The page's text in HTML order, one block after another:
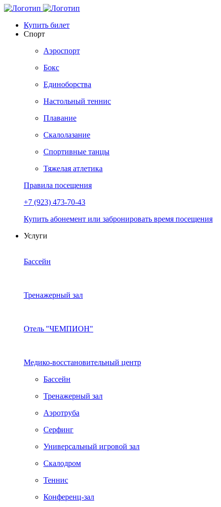
Купить билет
Спорт
Аэроспорт
Бокс
Единоборства
Настольный теннис
Плавание
Скалолазание
Спортивные танцы
Тяжелая атлетика
Правила посещения
+7 (923) 473-70-43
Купить абонемент или забронировать время посещения
Услуги
Бассейн
Тренажерный зал
Отель "ЧЕМПИОН"
Медико-восстановительный центр
Бассейн
Тренажерный зал
Аэротруба
Серфинг
Универсальный игровой зал
Скалодром
Теннис
Конференц-зал